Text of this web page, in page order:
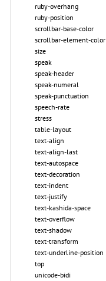
ruby-overhang
ruby-position
scrollbar-base-color
scrollbar-element-color
size
speak
speak-header
speak-numeral
speak-punctuation
speech-rate
stress
table-layout
text-align
text-align-last
text-autospace
text-decoration
text-indent
text-justify
text-kashida-space
text-overflow
text-shadow
text-transform
text-underline-position
top
unicode-bidi